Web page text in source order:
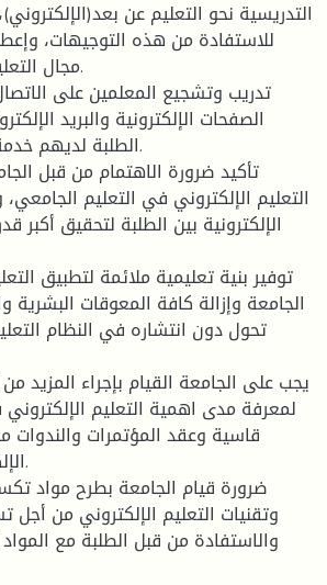
التدريسية نحو التعليم عن
للاستفادة من هذه التوجيهات،
مجال
الصفحات الإلكترونية والبريد
الطلبة لديهم
التعليم الإلكتروني في التعليم الجامعي،
الإلكترونية بين الطلبة لتحقيق أكبر
الجامعة وإزالة كافة المعوقات البشرية
تحول دون انتشاره في النظام
لمعرفة مدى اهمية التعليم
قاسية وعقد المؤتمرات والندوات
وتقنيات التعليم الإلكتروني من
والاستفادة من قبل الطلبة مع